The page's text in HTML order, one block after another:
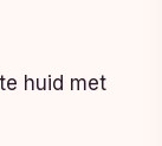
huid met